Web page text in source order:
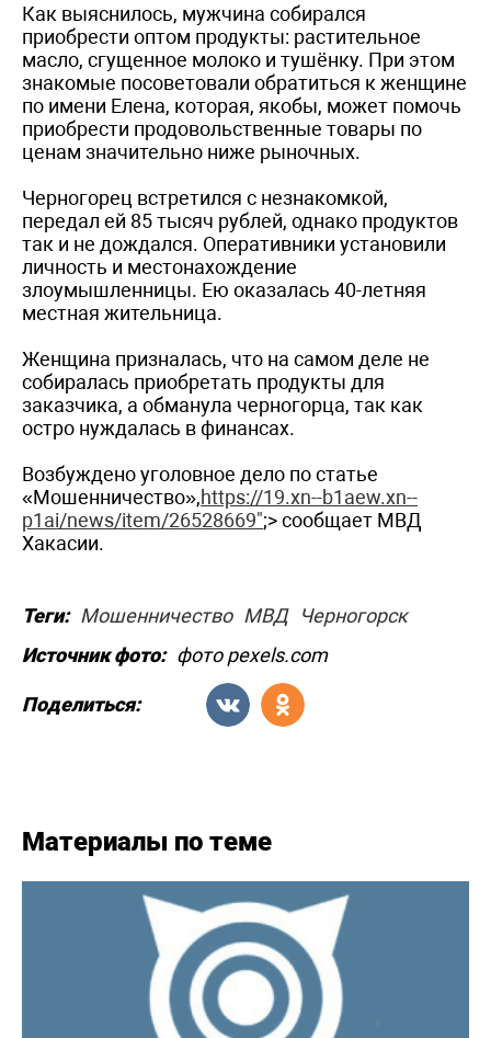
Как выяснилось, мужчина собирался
приобрести оптом продукты: растительное
масло, сгущенное молоко и тушёнку. При этом
знакомые посоветовали обратиться к женщине
по имени Елена, которая, якобы, может помочь
приобрести продовольственные товары по
ценам значительно ниже рыночных.
Черногорец встретился с незнакомкой,
передал ей 85 тысяч рублей, однако продуктов
так и не дождался. Оперативники установили
личность и местонахождение
злоумышленницы. Ею оказалась 40-летняя
местная жительница.
Женщина призналась, что на самом деле не
собиралась приобретать продукты для
заказчика, а обманула черногорца, так как
остро нуждалась в финансах.
Возбуждено уголовное дело по статье
«Мошенничество»,https://19.xn--b1aew.xn--
p1ai/news/item/26528669";> сообщает МВД
Хакасии.
Теги: Мошенничество МВД
Черногорск
Источник фото: фото pexels.com
Поделиться:
Материалы по теме